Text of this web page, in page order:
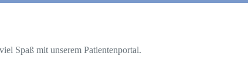
Spaß mit unserem Patientenportal.